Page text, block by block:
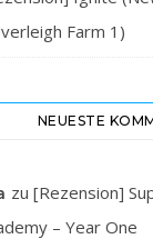
Farm 1)
NEUESTE
zu [Rezension]
– Year One